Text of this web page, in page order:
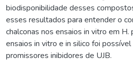
biodisponibilidade desses
esses resultados para entender o
chalconas nos ensaios in vitro em
ensaios in vitro e in silico foi
promissores inibidores de UJB.